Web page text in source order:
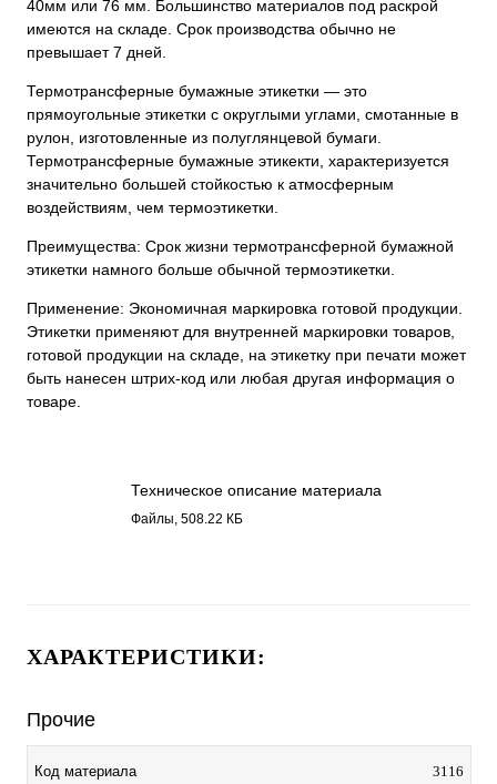
40мм или 76 мм. Большинство материалов под раскрой
имеются на складе. Срок производства обычно не
превышает 7 дней.
Термотрансферные бумажные этикетки — это
прямоугольные этикетки с округлыми углами, смотанные в
рулон, изготовленные из полуглянцевой бумаги.
Термотрансферные бумажные этикекти, характеризуется
значительно большей стойкостью к атмосферным
воздействиям, чем термоэтикетки.
Преимущества: Срок жизни термотрансферной бумажной
этикетки намного больше обычной термоэтикетки.
Применение: Экономичная маркировка готовой продукции.
Этикетки применяют для внутренней маркировки товаров,
готовой продукции на складе, на этикетку при печати может
быть нанесен штрих-код или любая другая информация о
товаре.
Техническое описание материала
Бумага полуглянец 3116.pdf
Файлы, 508.22 КБ
ХАРАКТЕРИСТИКИ:
Прочие
Код материала 3116